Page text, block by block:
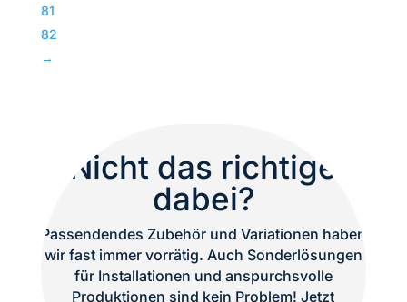
81
82
→
Nicht das richtige
dabei?
Passendendes Zubehör und Variationen haben
wir fast immer vorrätig. Auch Sonderlösungen
für Installationen und anspurchsvolle
Produktionen sind kein Problem! Jetzt